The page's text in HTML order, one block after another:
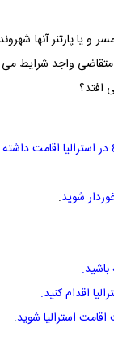
شرایط می تواند جهت
افتد؟
شوید.
.
اقدام کنید.
استرالیا شوید.